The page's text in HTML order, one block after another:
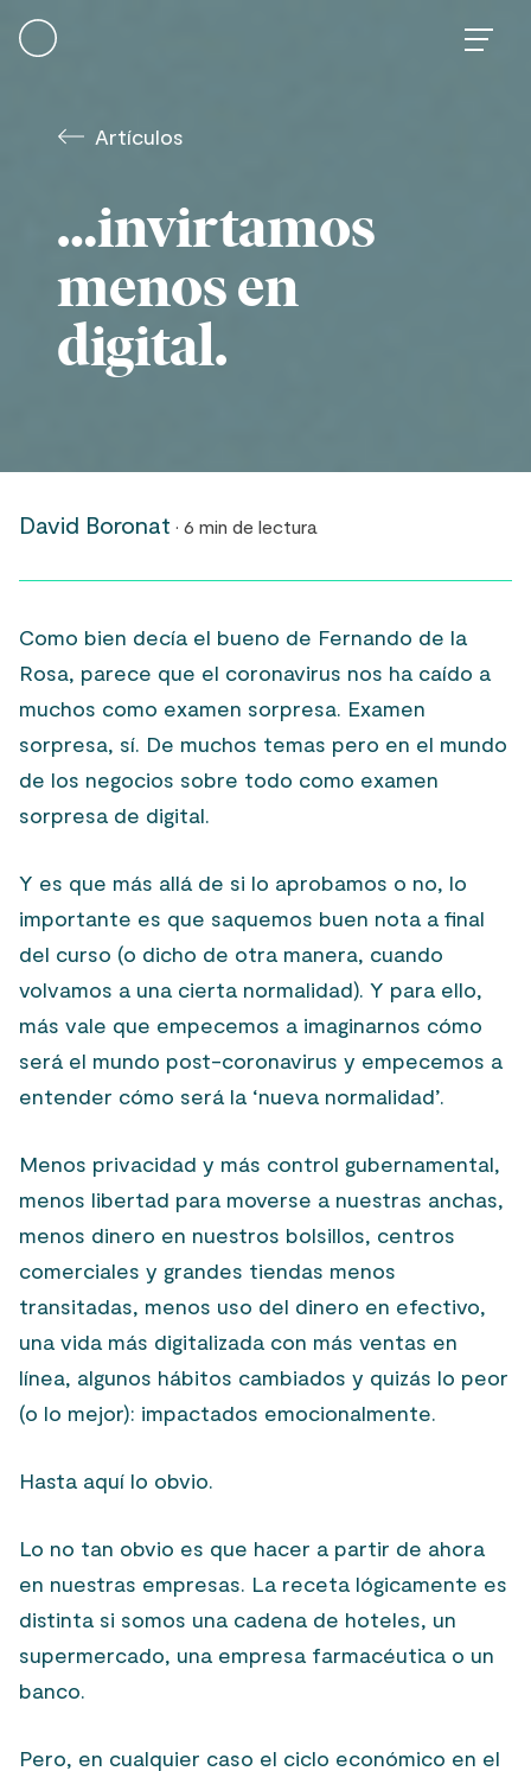
Artículos
…invirtamos
menos en
digital.
David Boronat · 6 min de lectura
Como bien decía el bueno de Fernando de la
Rosa, parece que el coronavirus nos ha caído a
muchos como examen sorpresa. Examen
sorpresa, sí. De muchos temas pero en el mundo
de los negocios sobre todo como examen
sorpresa de digital.
Y es que más allá de si lo aprobamos o no, lo
importante es que saquemos buen nota a final
del curso (o dicho de otra manera, cuando
volvamos a una cierta normalidad). Y para ello,
más vale que empecemos a imaginarnos cómo
será el mundo post-coronavirus y empecemos a
entender cómo será la ‘nueva normalidad’.
Menos privacidad y más control gubernamental,
menos libertad para moverse a nuestras anchas,
menos dinero en nuestros bolsillos, centros
comerciales y grandes tiendas menos
transitadas, menos uso del dinero en efectivo,
una vida más digitalizada con más ventas en
línea, algunos hábitos cambiados y quizás lo peor
(o lo mejor): impactados emocionalmente.
Hasta aquí lo obvio.
Lo no tan obvio es que hacer a partir de ahora
en nuestras empresas. La receta lógicamente es
distinta si somos una cadena de hoteles, un
supermercado, una empresa farmacéutica o un
banco.
Pero, en cualquier caso el ciclo económico en el